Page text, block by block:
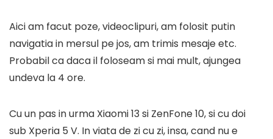
Aici am facut poze, videoclipuri, am folosit putin
navigatia in mersul pe jos, am trimis mesaje etc.
Probabil ca daca il foloseam si mai mult, ajungea
undeva la 4 ore.
Cu un pas in urma Xiaomi 13 si ZenFone 10, si cu doi
sub Xperia 5 V. In viata de zi cu zi, insa, cand nu e